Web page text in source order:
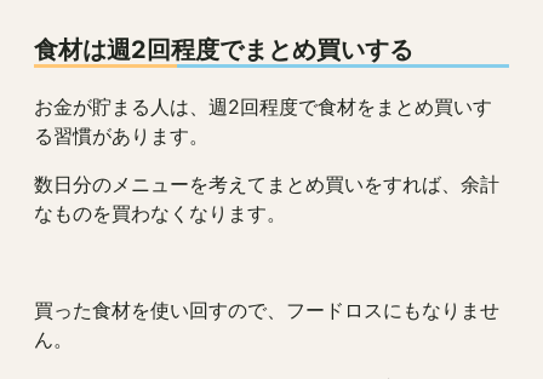
食材は週2回程度でまとめ買いする
お金が貯まる人は、週2回程度で食材をまとめ買いす
る習慣があります。
数日分のメニューを考えてまとめ買いをすれば、余計
なものを買わなくなります。
買った食材を使い回すので、フードロスにもなりませ
ん。